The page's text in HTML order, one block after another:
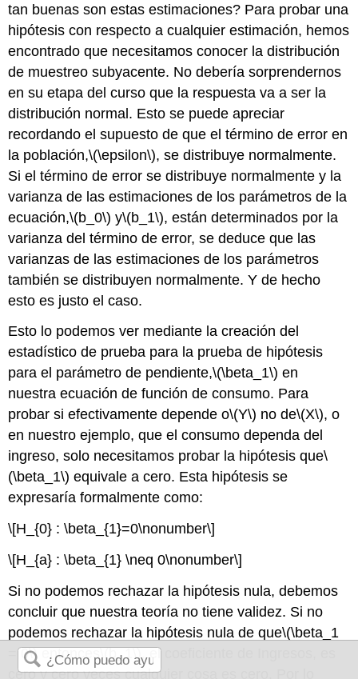
tan buenas son estas estimaciones? Para probar una
hipótesis con respecto a cualquier estimación, hemos
encontrado que necesitamos conocer la distribución
de muestreo subyacente. No debería sorprendernos
en su etapa del curso que la respuesta va a ser la
distribución normal. Esto se puede apreciar
recordando el supuesto de que el término de error en
la población,\(\epsilon\), se distribuye normalmente.
Si el término de error se distribuye normalmente y la
varianza de las estimaciones de los parámetros de la
ecuación,\(b_0\) y\(b_1\), están determinados por la
varianza del término de error, se deduce que las
varianzas de las estimaciones de los parámetros
también se distribuyen normalmente. Y de hecho
esto es justo el caso.
Esto lo podemos ver mediante la creación del
estadístico de prueba para la prueba de hipótesis
para el parámetro de pendiente,\(\beta_1\) en
nuestra ecuación de función de consumo. Para
probar si efectivamente depende o\(Y\) no de\(X\), o
en nuestro ejemplo, que el consumo dependa del
ingreso, solo necesitamos probar la hipótesis que\
(\beta_1\) equivale a cero. Esta hipótesis se
expresaría formalmente como:
\[H_{0} : \beta_{1}=0\nonumber\]
\[H_{a} : \beta_{1} \neq 0\nonumber\]
Si no podemos rechazar la hipótesis nula, debemos
concluir que nuestra teoría no tiene validez. Si no
podemos rechazar la hipótesis nula de que\(\beta_1
= 0\)entonces\(b_1\), el coeficiente de Ingresos, es
cero y cero veces cualquier cosa es cero. Por lo